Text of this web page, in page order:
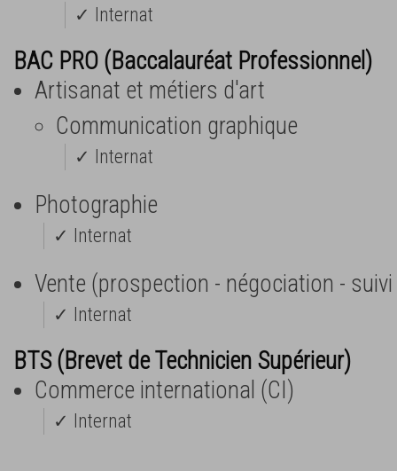
✓ Internat
BAC PRO (Baccalauréat Professionnel)
Artisanat et métiers d'art
Communication graphique
✓ Internat
Photographie
✓ Internat
Vente (prospection - négociation -
✓ Internat
BTS (Brevet de Technicien Supérieur)
Commerce international (CI)
✓ Internat